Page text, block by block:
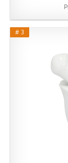
# 3